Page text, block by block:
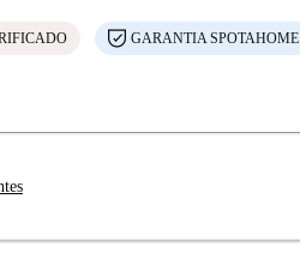
GARANTIA SPOTAHOME